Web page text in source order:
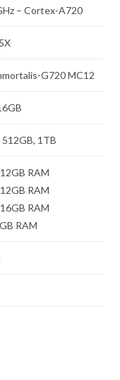
– Cortex-A720
G720 MC12
1TB
RAM
RAM
RAM
RAM